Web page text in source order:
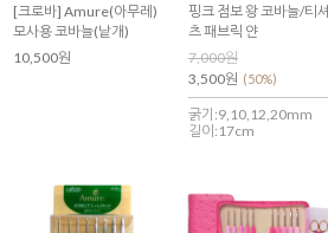
[크로바] Amure(아무레)
모사용 코바늘(낱개)
10,500원
핑크 점보 왕 코바늘/티셔
츠 패브릭 얀
7,000원
3,500원 (50%)
굵기:9,10,12,20mm
길이:17cm